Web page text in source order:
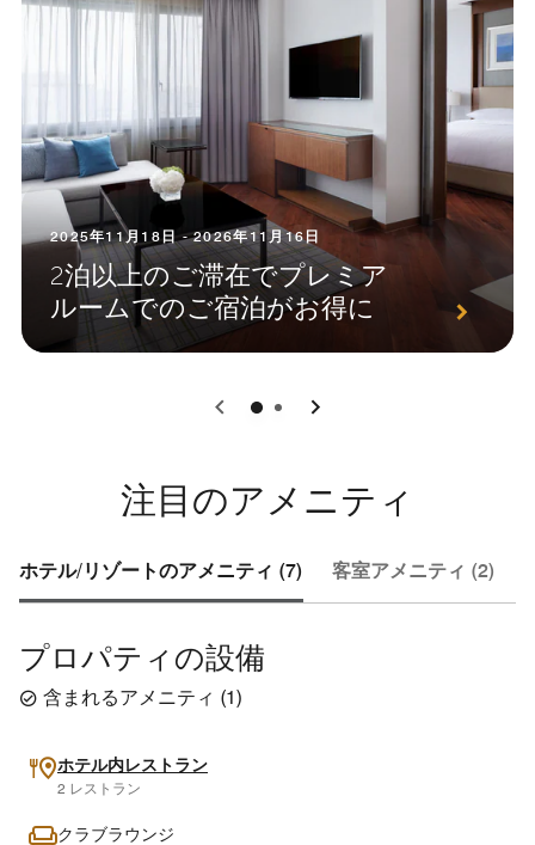
2025年11月18日 - 2026年11月16日
2泊以上のご滞在でプレミア
ルームでのご宿泊がお得に
0 1
注目のアメニティ
ホテル/リゾートのアメニティ (7) 客室アメニティ (2)
プロパティの設備
含まれるアメニティ (1)
ホテル内レストラン
2 レストラン
クラブラウンジ